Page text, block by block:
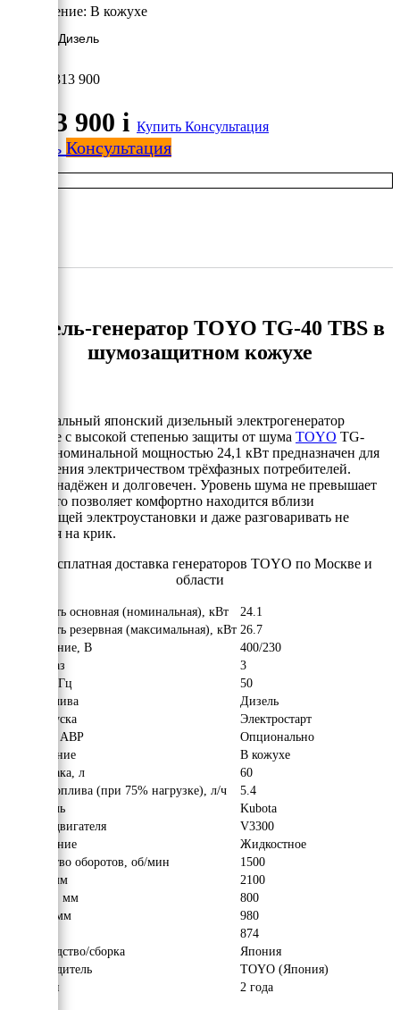
Исполнение: В кожухе
24.1 кВт/Дизель
2 313 900
2 313 900 i Купить Консультация
Купить Консультация
Дизель-генератор TOYO TG-40 TBS в
шумозащитном кожухе
Оригинальный японский дизельный электрогенератор
в кожухе с высокой степенью защиты от шума TOYO TG-
40 TBS номинальной мощностью 24,1 кВт предназначен для
обеспечения электричеством трёхфазных потребителей.
Крайне надёжен и долговечен. Уровень шума не превышает
63 дБ, что позволяет комфортно находится вблизи
работающей электроустановки и даже разговаривать не
переходя на крик.
Мощность основная (номинальная), кВт
24.1
Мощность резервная (максимальная), кВт 26.7
Напряжение, В
400/230
Число фаз
3
Частота, Гц
50
Вид топлива
Дизель
Тип запуска
Электростарт
Наличие АВР
Опционально
Исполнение
В кожухе
Объём бака, л
60
Расход топлива (при 75% нагрузке), л/ч
5.4
Двигатель
Kubota
Модель двигателя
V3300
Охлаждение
Жидкостное
Количество оборотов, об/мин
1500
Длина, мм
2100
Ширина, мм
800
Высота, мм
980
874
Производство/сборка
Япония
Производитель
TOYO (Япония)
Гарантия
2 года